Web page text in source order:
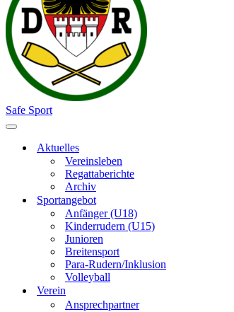
Safe Sport
Navigationsmenü
Aktuelles
Vereinsleben
Regattaberichte
Archiv
Sportangebot
Anfänger (U18)
Kinderrudern (U15)
Junioren
Breitensport
Para-Rudern/Inklusion
Volleyball
Verein
Ansprechpartner